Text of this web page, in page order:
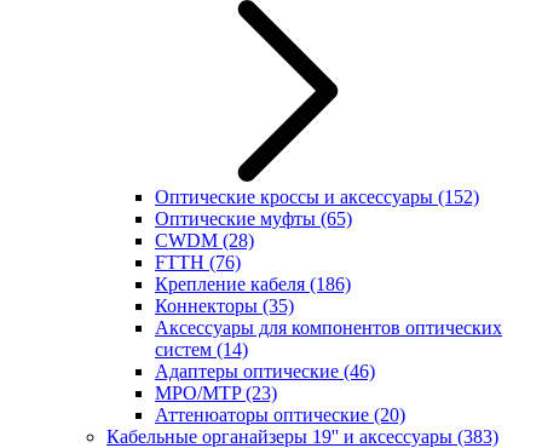
Оптические кроссы и аксессуары (152)
Оптические муфты (65)
CWDM (28)
FTTH (76)
Крепление кабеля (186)
Коннекторы (35)
Аксессуары для компонентов оптических
систем (14)
Адаптеры оптические (46)
MPO/MTP(23)
Аттенюаторы оптические (20)
Кабельные органайзеры 19'' и аксессуары (383)